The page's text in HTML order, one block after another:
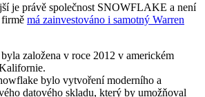
je právě společnost SNOWFLAKE a není
firmě má zainvestováno i samotný Warren
založena v roce 2012 v americkém
bylo vytvoření moderního a
datového skladu, který by umožňoval